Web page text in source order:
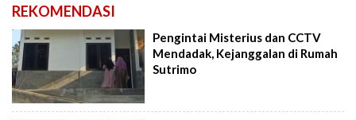
REKOMENDASI
Pengintai Misterius dan CCTV
Mendadak, Kejanggalan di Rumah
Sutrimo